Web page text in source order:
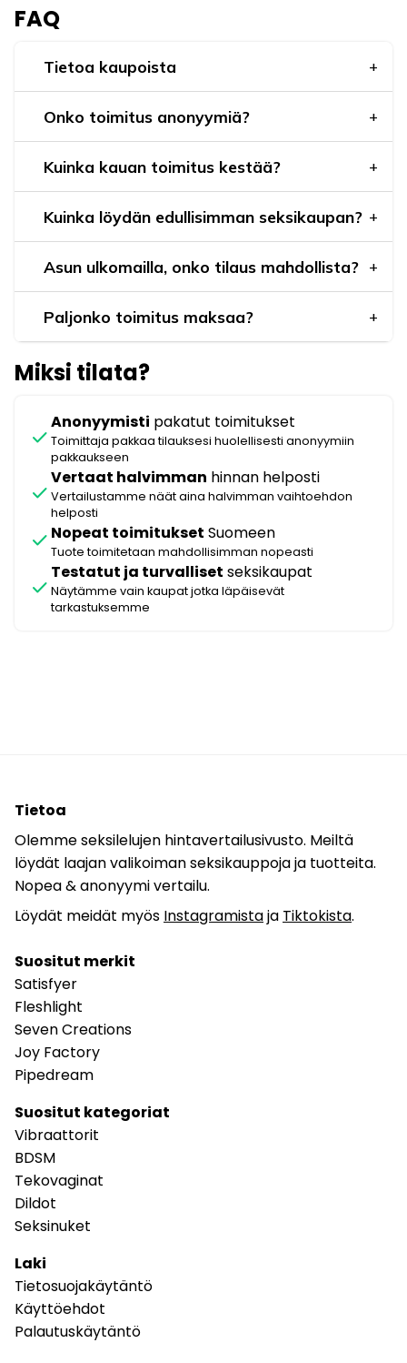
FAQ
Tietoa kaupoista
Onko toimitus anonyymiä?
Kuinka kauan toimitus kestää?
Kuinka löydän edullisimman seksikaupan?
Asun ulkomailla, onko tilaus mahdollista?
Paljonko toimitus maksaa?
Miksi tilata?
check
Anonyymisti pakatut toimitukset
Toimittaja pakkaa tilauksesi huolellisesti anonyymiin
pakkaukseen
check
Vertaat halvimman hinnan helposti
Vertailustamme näät aina halvimman vaihtoehdon
helposti
check Nopeat toimitukset Suomeen
Tuote toimitetaan mahdollisimman nopeasti
check
Testatut ja turvalliset seksikaupat
Näytämme vain kaupat jotka läpäisevät
tarkastuksemme
Tietoa
Olemme seksilelujen hintavertailusivusto. Meiltä
löydät laajan valikoiman seksikauppoja ja tuotteita.
Nopea & anonyymi vertailu.
Löydät meidät myös Instagramistaja Tiktokista.
Suositut merkit
Satisfyer
Fleshlight
Seven Creations
Joy Factory
Pipedream
Suositut kategoriat
Vibraattorit
BDSM
Tekovaginat
Dildot
Seksinuket
Laki
Tietosuojakäytäntö
Käyttöehdot
Palautuskäytäntö